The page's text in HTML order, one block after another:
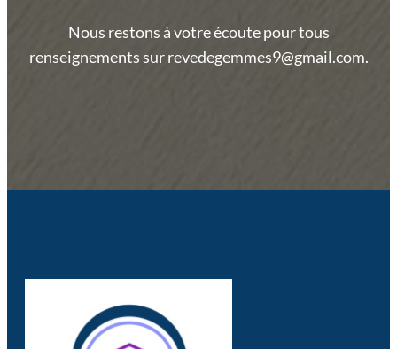
Nous restons à votre écoute pour tous
renseignements sur revedegemmes9@gmail.com.